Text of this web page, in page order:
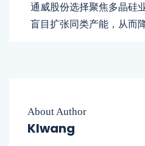
通威股份选择聚焦多晶硅
盲目扩张同类产能，从而
About Author
Klwang